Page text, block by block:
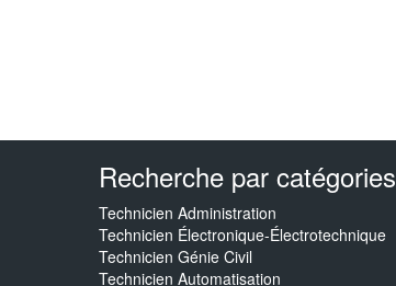
Recherche par catégories
Technicien Administration
Technicien Électronique-Électrotechnique
Technicien Génie Civil
Technicien Automatisation